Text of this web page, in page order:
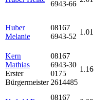
6943-66
Huber
Melanie
08167
6943-52
1.01
Kern
Mathias
Erster
Bürgermeister
08167
6943-30
0175
2614485
1.16
08167